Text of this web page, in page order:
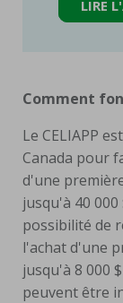
LIRE
Comment
Le CELIAPP
Canada pour
d'une
jusqu'à 40
possibilité de
l'achat d'une
jusqu'à 8 000
peuvent être